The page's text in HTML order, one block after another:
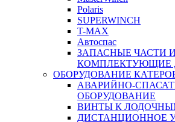
Polaris
SUPERWINCH
T-MAX
Автоспас
ЗАПАСНЫЕ ЧАСТИ И
КОМПЛЕКТУЮЩИЕ
ОБОРУДОВАНИЕ
АВАРИЙНО-
ОБОРУДОВАНИЕ
ВИНТЫ К
ДИСТАНЦИОННОЕ